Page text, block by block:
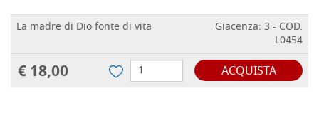
La madre di Dio fonte di vita
Giacenza: 3 - COD.
L0454
€ 18,00 ACQUISTA